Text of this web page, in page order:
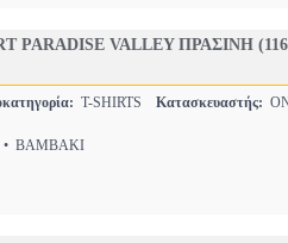
PARADISE VALLEY ΠΡΑΣΙΝΗ (116
T-SHIRTS Κατασκευαστής:
• ΒΑΜΒΑΚΙ